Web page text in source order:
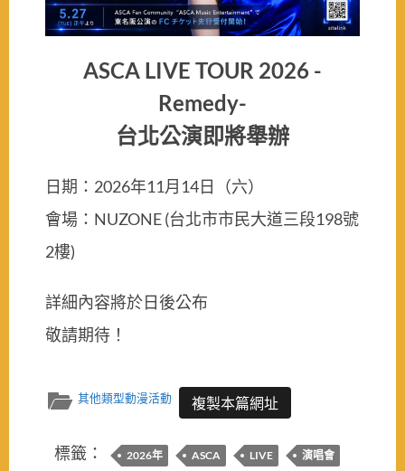
ASCA LIVE TOUR 2026 -
Remedy-
台北公演即將舉辦
日期：2026年11月14日（六）
會場：NUZONE (台北市市民大道三段198號
2樓)
詳細內容將於日後公布
敬請期待！
其他類型動漫活動 複製本篇網址
標籤： 2026年 ASCA LIVE 演唱會